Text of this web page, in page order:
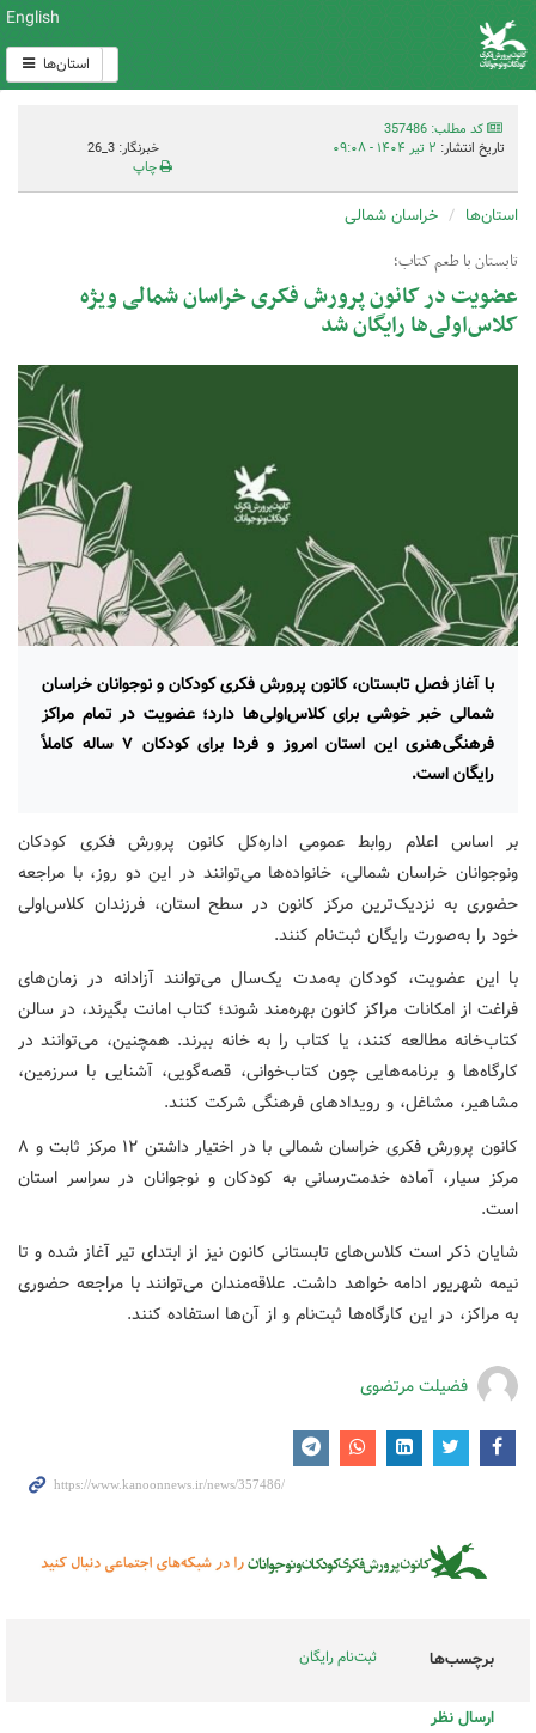
English
استان‌ها
کد مطلب: 357486
تاریخ انتشار: ۲ تیر ۱۴۰۴ - ۰۹:۰۸
خبرنگار: 3_26
چاپ
استان‌ها خراسان شمالی
تابستان با طعم کتاب؛
عضویت در کانون پرورش فکری خراسان شمالی ویژه
کلاس‌اولی‌ها رایگان شد
با آغاز فصل تابستان، کانون پرورش فکری کودکان و نوجوانان خراسان
شمالی خبر خوشی برای کلاس‌اولی‌ها دارد؛ عضویت در تمام مراکز
فرهنگی‌هنری این استان امروز و فردا برای کودکان ۷ ساله کاملاً
رایگان است.
بر اساس اعلام روابط عمومی اداره‌کل کانون پرورش فکری کودکان
ونوجوانان خراسان شمالی، خانواده‌ها می‌توانند در این دو روز، با مراجعه
حضوری به نزدیک‌ترین مرکز کانون در سطح استان، فرزندان کلاس‌اولی
خود را به‌صورت رایگان ثبت‌نام کنند.
با این عضویت، کودکان به‌مدت یک‌سال می‌توانند آزادانه در زمان‌های
فراغت از امکانات مراکز کانون بهره‌مند شوند؛ کتاب امانت بگیرند، در سالن
کتاب‌خانه مطالعه کنند، یا کتاب را به خانه ببرند. همچنین، می‌توانند در
کارگاه‌ها و برنامه‌هایی چون کتاب‌خوانی، قصه‌گویی، آشنایی با سرزمین،
مشاهیر، مشاغل، و رویدادهای فرهنگی شرکت کنند.
کانون پرورش فکری خراسان شمالی با در اختیار داشتن ۱۲ مرکز ثابت و ۸
مرکز سیار، آماده خدمت‌رسانی به کودکان و نوجوانان در سراسر استان
است.
شایان ذکر است کلاس‌های تابستانی کانون نیز از ابتدای تیر آغاز شده و تا
نیمه شهریور ادامه خواهد داشت. علاقه‌مندان می‌توانند با مراجعه حضوری
به مراکز، در این کارگاه‌ها ثبت‌نام و از آن‌ها استفاده کنند.
فضیلت مرتضوی
برچسب‌ها ثبت‌نام رایگان
ارسال نظر